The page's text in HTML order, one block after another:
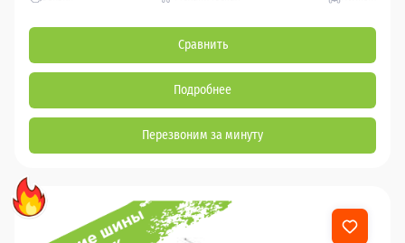
Сравнить
Подробнее
Перезвоним за минуту